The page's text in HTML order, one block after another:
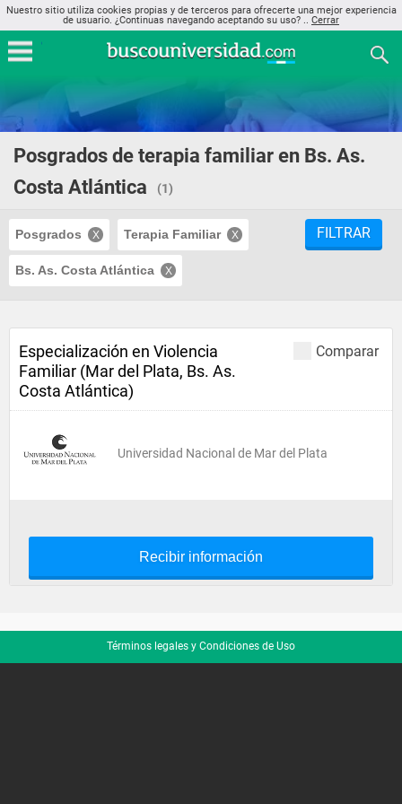
Nuestro sitio utiliza cookies propias y de terceros para ofrecerte una mejor experiencia
de usuario. ¿Continuas navegando aceptando su uso? .. Cerrar
Posgrados de terapia familiar en Bs. As.
Costa Atlántica
(1)
Posgrados Terapia Familiar
Bs. As. Costa Atlántica
FILTRAR
Comparar
Especialización en Violencia
Familiar (Mar del Plata, Bs. As.
Costa Atlántica)
Universidad Nacional de Mar del Plata
Recibir información
Términos legales y Condiciones de Uso